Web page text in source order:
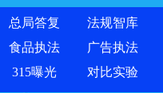
总局答复 法规智库
食品执法 广告执法
315曝光 对比实验